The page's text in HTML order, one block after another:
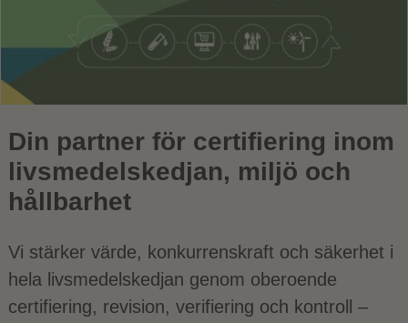
Din partner för certifiering inom
livsmedelskedjan, miljö och
hållbarhet
Vi stärker värde, konkurrenskraft och säkerhet i
hela livsmedelskedjan genom oberoende
certifiering, revision, verifiering och kontroll –